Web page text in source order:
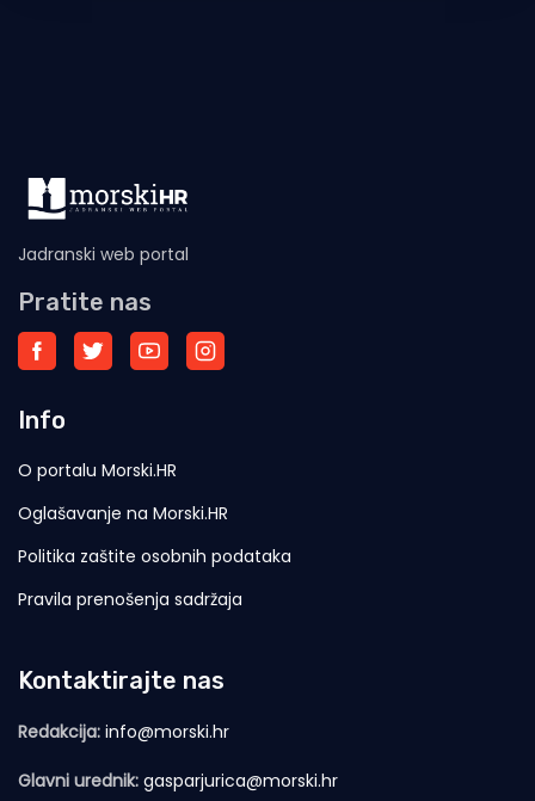
Jadranski web portal
Pratite nas
Info
O portalu Morski.HR
Oglašavanje na Morski.HR
Politika zaštite osobnih podataka
Pravila prenošenja sadržaja
Kontaktirajte nas
Redakcija: info@morski.hr
Glavni urednik: gasparjurica@morski.hr